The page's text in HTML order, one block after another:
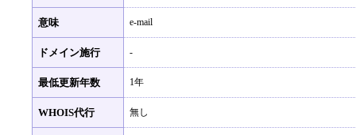
意味 e-mail
ドメイン施行 -
最低更新年数 1年
WHOIS代行 無し